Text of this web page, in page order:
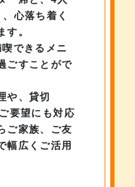
心落ち着く
す。
できるメニ
ごすことがで
や、貸切
ご要望にも対応
ご家族、ご友
幅広くご活用